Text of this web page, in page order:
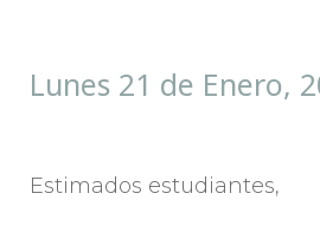
Lunes 21 de Enero,
Estimados estudiantes,